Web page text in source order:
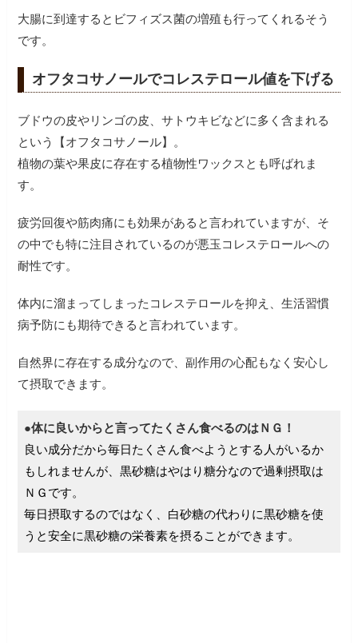
大腸に到達するとビフィズス菌の増殖も行ってくれるそう
です。
オフタコサノールでコレステロール値を下げる
ブドウの皮やリンゴの皮、サトウキビなどに多く含まれる
という【オフタコサノール】。
植物の葉や果皮に存在する植物性ワックスとも呼ばれま
す。
疲労回復や筋肉痛にも効果があると言われていますが、そ
の中でも特に注目されているのが悪玉コレステロールへの
耐性です。
体内に溜まってしまったコレステロールを抑え、生活習慣
病予防にも期待できると言われています。
自然界に存在する成分なので、副作用の心配もなく安心し
て摂取できます。
●体に良いからと言ってたくさん食べるのはＮＧ！
良い成分だから毎日たくさん食べようとする人がいるか
もしれませんが、黒砂糖はやはり糖分なので過剰摂取は
ＮＧです。
毎日摂取するのではなく、白砂糖の代わりに黒砂糖を使
うと安全に黒砂糖の栄養素を摂ることができます。